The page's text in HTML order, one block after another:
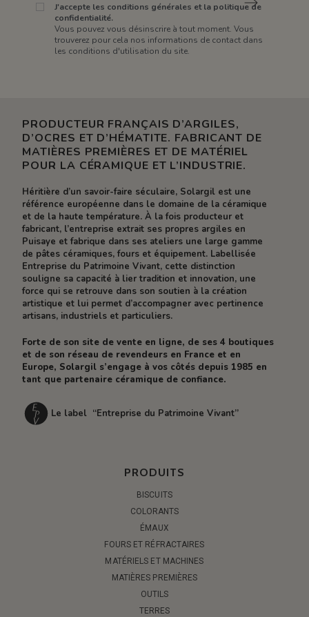
J'accepte les conditions générales et la politique de
confidentialité.
Vous pouvez vous désinscrire à tout moment. Vous
trouverez pour cela nos informations de contact dans
les conditions d'utilisation du site.
PRODUCTEUR FRANÇAIS D’ARGILES,
D’OCRES ET D’HÉMATITE. FABRICANT DE
MATIÈRES PREMIÈRES ET DE MATÉRIEL
POUR LA CÉRAMIQUE ET L’INDUSTRIE.
Héritière d’un savoir-faire séculaire, Solargil est une
référence européenne dans le domaine de la céramique
et de la haute température. À la fois producteur et
fabricant, l’entreprise extrait ses propres argiles en
Puisaye et fabrique dans ses ateliers une large gamme
de pâtes céramiques, fours et équipement. Labellisée
Entreprise du Patrimoine Vivant, cette distinction
souligne sa capacité à lier tradition et innovation, une
force qui se retrouve dans son soutien à la création
artistique et lui permet d’accompagner avec pertinence
artisans, industriels et particuliers.
Forte de son site de vente en ligne, de ses 4 boutiques
et de son réseau de revendeurs en France et en
Europe, Solargil s’engage à vos côtés depuis 1985 en
tant que partenaire céramique de confiance.
Le label “Entreprise du Patrimoine Vivant”
PRODUITS
BISCUITS
COLORANTS
ÉMAUX
FOURS ET RÉFRACTAIRES
MATÉRIELS ET MACHINES
MATIÈRES PREMIÈRES
OUTILS
TERRES